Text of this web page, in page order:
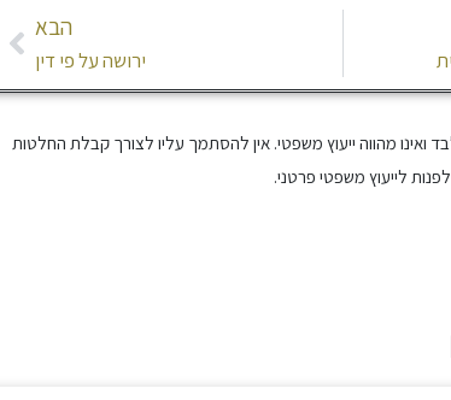
הבא
ירושה על פי דין
הבא
ואינו מהווה ייעוץ משפטי. אין להסתמך עליו לצורך קבלת החלטות
לייעוץ משפטי פרטני.